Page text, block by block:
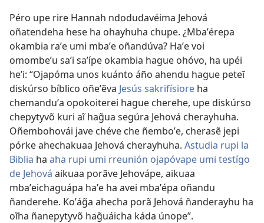
Péro upe rire Hannah ndodudavéima Jehová
oñatendeha hese ha ohayhuha chupe. ¿Mbaʼérepa
okambia raʼe umi mbaʼe oñandúva? Haʼe voi
omombeʼu saʼi saʼípe okambia hague ohóvo, ha upéi
heʼi: “Ojapóma unos kuánto áño ahendu hague peteĩ
diskúrso bíblico oñeʼẽva Jesús sakrifísiore ha
chemanduʼa opokoiterei hague cherehe, upe diskúrso
chepytyvõ kuri aĩ hag̃ua segúra Jehová cherayhuha.
Oñembohovái jave chéve che ñemboʼe, cherasẽ jepi
pórke ahechakuaa Jehová cherayhuha. Astudia rupi la
Biblia ha aha rupi umi rreunión ojapóvape umi testígo
de Jehová aikuaa porãve Jehovápe, aikuaa
mbaʼeichaguápa haʼe ha avei mbaʼépa oñandu
ñanderehe. Koʼág̃a ahecha porã Jehová ñanderayhu ha
oĩha ñanepytyvõ hag̃uáicha káda únope”.